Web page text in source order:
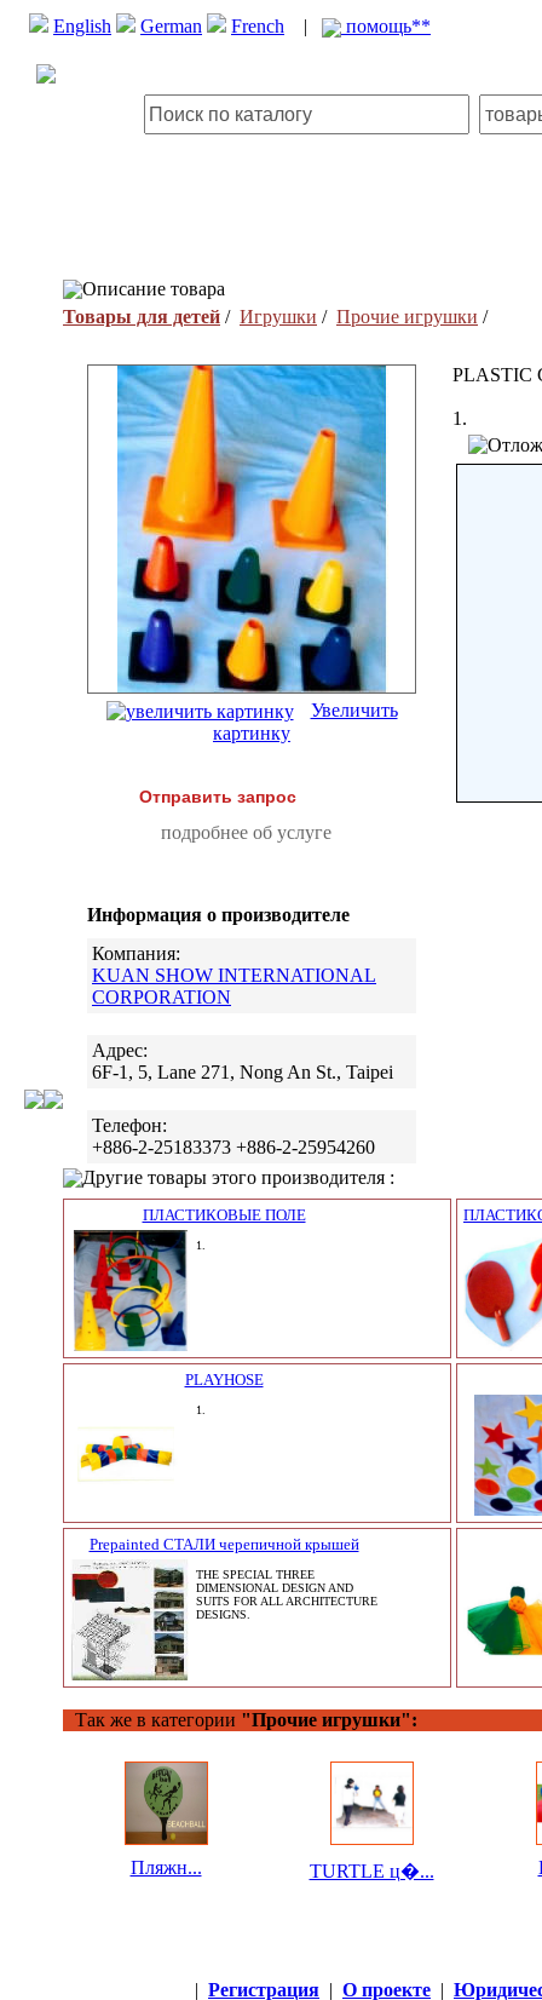
English German French | помощь**
Описание товара
Товары для детей / Игрушки / Прочие игрушки /
Увеличить
картинку
Отправить запрос
подробнее об услуге
Информация о производителе
Компания:
KUAN SHOW INTERNATIONAL
CORPORATION
Адрес:
6F-1, 5, Lane 271, Nong An St., Taipei
Телефон:
+886-2-25183373 +886-2-25954260
PLASTIC
1.
Другие товары этого производителя :
ПЛАСТИКОВЫЕ ПОЛЕ
1.
PLAYHOSE
1.
Prepainted СТАЛИ черепичной крышей
THE SPECIAL THREE
DIMENSIONAL DESIGN AND
SUITS FOR ALL ARCHITECTURE
DESIGNS.
Так же в категории "Прочие игрушки":
Пляжн... TURTLE ц�...
| Регистрация | О проекте |